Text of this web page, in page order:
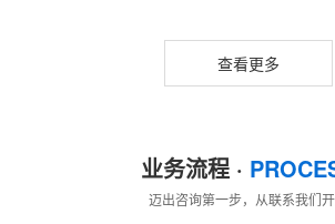
查看更多
业务流程 ·
迈出咨询第一步，从联系我们